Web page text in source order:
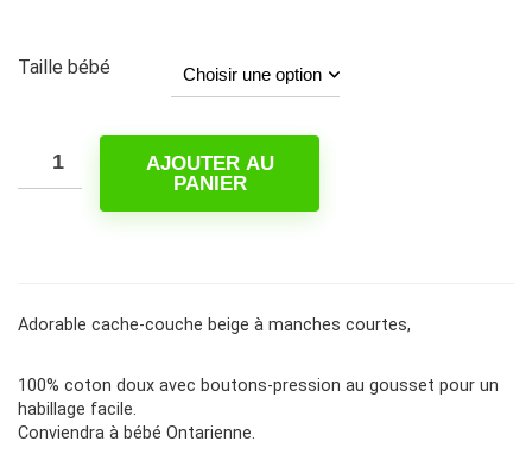
Taille bébé
AJOUTER AU
PANIER
Adorable cache-couche beige à manches courtes,
100% coton doux avec boutons-pression au gousset pour un
habillage facile.
Conviendra à bébé Ontarienne.